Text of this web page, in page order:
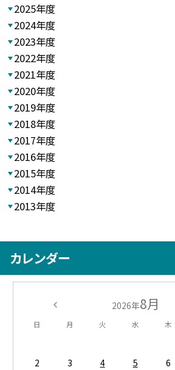
2025年度
2024年度
2023年度
2022年度
2021年度
2020年度
2019年度
2018年度
2017年度
2016年度
2015年度
2014年度
2013年度
カレンダー
2026年8月
日 月 火 水 木
2
3 4 5 6